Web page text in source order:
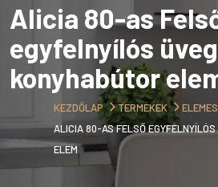
Alicia 80-as
egyfelnyílós
konyhabútor
KEZDŐLAP TERMÉKEK
ALICIA 80-AS FELSŐ
ELEM